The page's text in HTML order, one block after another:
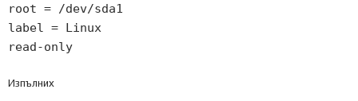
root = /dev/sda1
label = Linux
read-only
Изпълних